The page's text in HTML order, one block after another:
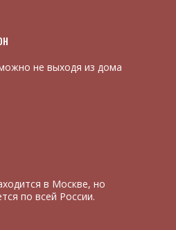
не выходя из дома
в Москве, но
по всей России.